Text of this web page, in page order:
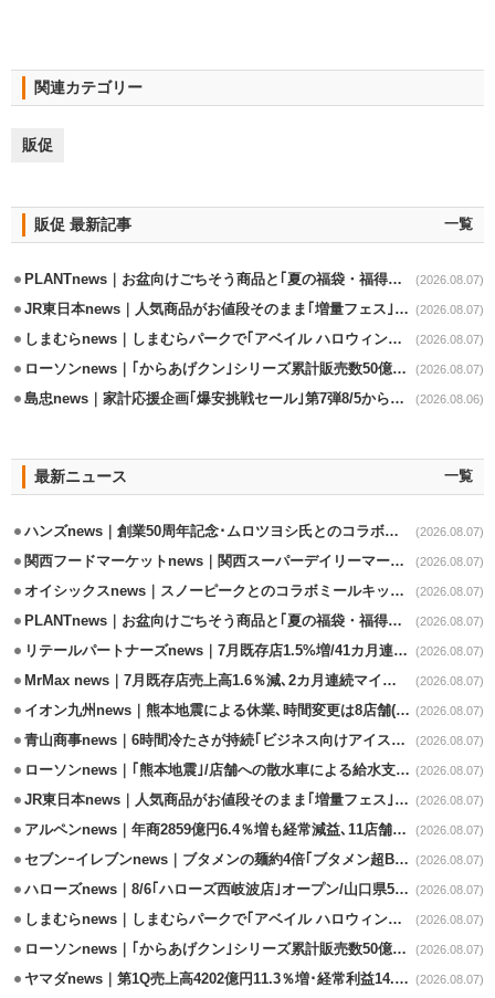
関連カテゴリー
販促
販促 最新記事 一覧
PLANTnews｜お盆向けごちそう商品と｢夏の福袋・福得カート｣8/8から開催 (2026.08.07)
JR東日本news｜人気商品がお値段そのまま｢増量フェス｣8/18から開催 (2026.08.07)
しまむらnews｜しまむらパークで｢アベイル ハロウィンじゅんびフェア｣開催 (2026.08.07)
ローソンnews｜｢からあげクン｣シリーズ累計販売数50億食突破 (2026.08.07)
島忠news｜家計応援企画｢爆安挑戦セール｣第7弾8/5から開催 (2026.08.06)
最新ニュース 一覧
ハンズnews｜創業50周年記念･ムロツヨシ氏とのコラボ企画｢ムロハンズ｣開催 (2026.08.07)
関西フードマーケットnews｜関西スーパーデイリーマート蒲生店8/7改装 (2026.08.07)
オイシックスnews｜スノーピークとのコラボミールキット8/13発売 (2026.08.07)
PLANTnews｜お盆向けごちそう商品と｢夏の福袋・福得カート｣8/8から開催 (2026.08.07)
リテールパートナーズnews｜7月既存店1.5%増/41カ月連続増 (2026.08.07)
MrMax news｜7月既存店売上高1.6％減､2カ月連続マイナス (2026.08.07)
イオン九州news｜熊本地震による休業､時間変更は8店舗(8/7時点) (2026.08.07)
青山商事news｜6時間冷たさが持続｢ビジネス向けアイスベスト｣発売 (2026.08.07)
ローソンnews｜｢熊本地震｣/店舗への散水車による給水支援を開始 (2026.08.07)
JR東日本news｜人気商品がお値段そのまま｢増量フェス｣8/18から開催 (2026.08.07)
アルペンnews｜年商2859億円6.4％増も経常減益､11店舗出店、4店閉鎖 (2026.08.07)
セブンｰイレブンnews｜ブタメンの麺約4倍｢ブタメン超BIG｣8/11から限定発売 (2026.08.07)
ハローズnews｜8/6｢ハローズ西岐波店｣オープン/山口県5店舗目 (2026.08.07)
しまむらnews｜しまむらパークで｢アベイル ハロウィンじゅんびフェア｣開催 (2026.08.07)
ローソンnews｜｢からあげクン｣シリーズ累計販売数50億食突破 (2026.08.07)
ヤマダnews｜第1Q売上高4202億円11.3％増･経常利益14.5％増 (2026.08.07)